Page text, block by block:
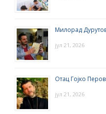
Милорад
јул 21, 2026
Отац Гојко
јул 21, 2026